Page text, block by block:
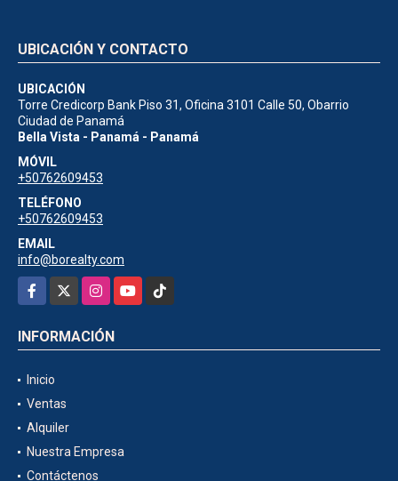
UBICACIÓN Y CONTACTO
UBICACIÓN
Torre Credicorp Bank Piso 31, Oficina 3101 Calle 50, Obarrio
Ciudad de Panamá
Bella Vista - Panamá - Panamá
MÓVIL
+50762609453
TELÉFONO
+50762609453
EMAIL
info@borealty.com
Facebook
InstagramYouTubeTikTok
INFORMACIÓN
Inicio
Ventas
Alquiler
Nuestra Empresa
Contáctenos